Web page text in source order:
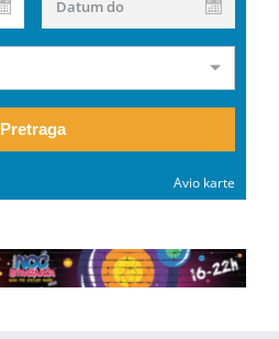
Datum do
Pretraga
Avio karte